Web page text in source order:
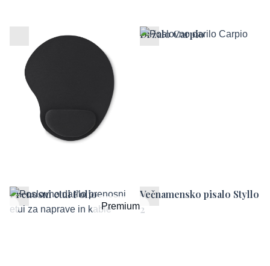
Ergonomska podloga za
miško
Držalo Carpio
Prenosni etui Folio
Premium
Večnamensko pisalo Styllo
2